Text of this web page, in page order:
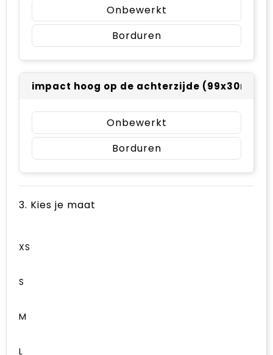
Onbewerkt
Borduren
impact hoog op de achterzijde (99x30mm)
Onbewerkt
Borduren
3. Kies je maat
XS
S
M
L